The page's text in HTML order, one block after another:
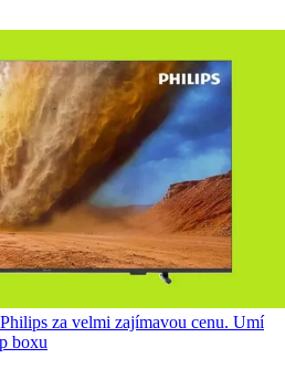
za velmi zajímavou cenu. Umí
boxu